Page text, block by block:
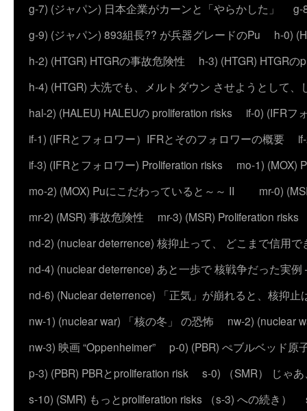
g-7) (ジャパン) 日本企業がカーンと「やらかした」
g-
g-9) (ジャパン) 893組長?? が兵器グレードのPu
h-0)
h-2) (HTGR) HTGRの事故危険性
h-3) (HTGR) HTGRの
h-4) (HTGR) 大洗でも、メルトダウン させようとして、
hal-2) (HALEU) HALEUの proliferation risks
if-0) (IFRフ
if-1) (IFRとフォロワー）IFRとそのフォロワーの概要
if-3) (IFRとフォロワー) Proliferation risks
mo-1) (MOX)
mo-2) (MOX) Puにこだわっていると～～ II
mr-0)
mr-2) (MSR) 事故危険性
mr-3) (MSR) Proliferation risks
nd-2) (nuclear deterrence) 核抑止って、 どこまで信用で
nd-4) (nuclear deterrence) あと一歩で 核戦争だった実例
nd-6) (Nuclear deterrence) 「正気」が崩れると、核抑止
nw-1) (nuclear war) 「核の冬」 の恐怖
nw-2) (nuclear
nw-3) 映画 “Oppenheimer”
p-0) (PBR) ぺブルベッド原
p-3) (PBR) PBRとproliferation risk
s-0) （SMR） じゃ
s-10) (SMR) もっとproliferation risks （s-3) への続き）